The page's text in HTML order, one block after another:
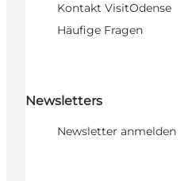
Kontakt VisitOdense
Häufige Fragen
Newsletters
Newsletter anmelden